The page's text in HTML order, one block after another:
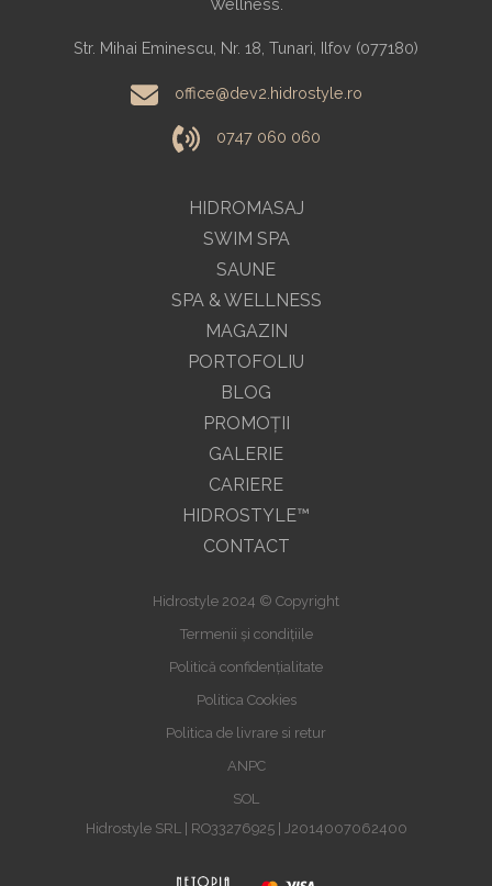
HIDROMASAJ
SWIM SPA
SAUNE
SPA & WELLNESS
MAGAZIN
Wellness.
Str. Mihai Eminescu, Nr. 18, Tunari, Ilfov (077180)
office@dev2.hidrostyle.ro
0747 060 060
PORTOFOLIU
BLOG
PROMOŢII
GALERIE
CARIERE
HIDROSTYLE™
CONTACT
Hidrostyle 2024 © Copyright
Termenii și condițiile
Politică confidențialitate
Politica Cookies
Politica de livrare si retur
ANPC
SOL
Hidrostyle SRL | RO33276925 | J2014007062400